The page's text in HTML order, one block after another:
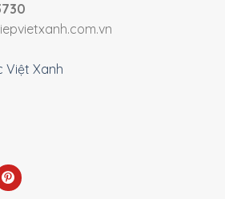
Việt Xanh